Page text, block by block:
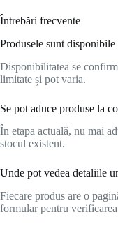
Întrebări frecvente
Produsele sunt disponibile
Disponibilitatea se
limitate și pot varia.
Se pot aduce produse la
În etapa actuală, nu mai
stocul existent.
Unde pot vedea detaliile
Fiecare produs are o
formular pentru